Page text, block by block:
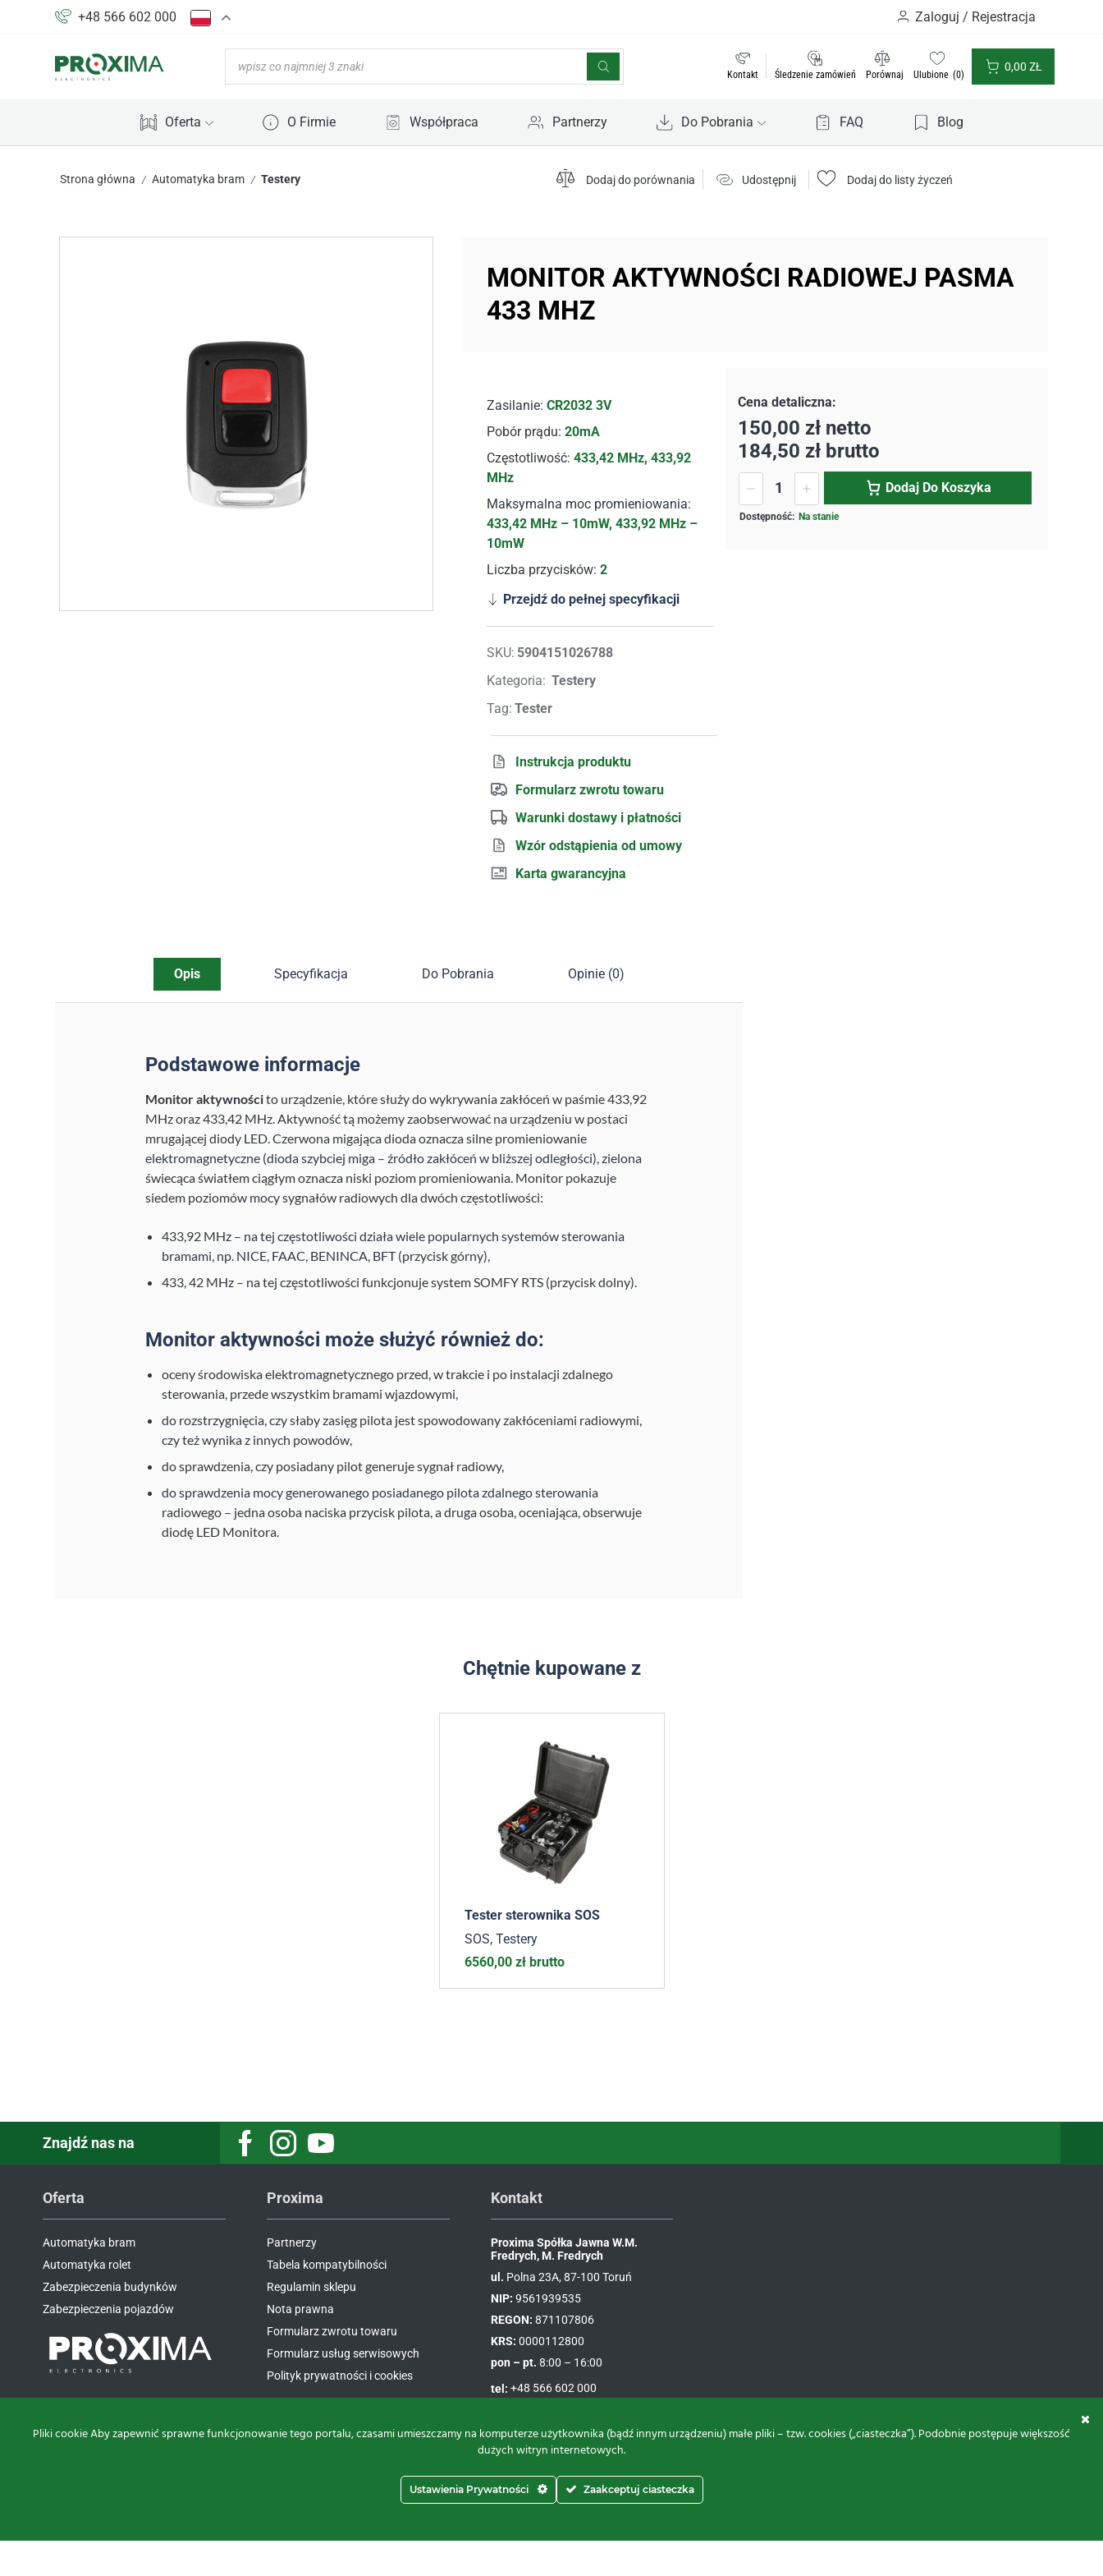
+48 566 602 000 Zaloguj / Rejestracja
Kontakt Śledzenie zamówień Porównaj Ulubione 0
0,00 ZŁ
Oferta O Firmie Współpraca Partnerzy Do Pobrania FAQ Blog
Strona główna / Automatyka bram / Testery Dodaj do porównania Udostępnij Dodaj do listy życzeń
MONITOR AKTYWNOŚCI RADIOWEJ PASMA
433 MHZ
Zasilanie: CR2032 3V
Pobór prądu: 20mA
Częstotliwość: 433,42 MHz, 433,92
MHz
Maksymalna moc promieniowania:
433,42 MHz – 10mW, 433,92 MHz –
10mW
Liczba przycisków: 2
Przejdź do pełnej specyfikacji
SKU: 5904151026788
Kategoria: Testery
Tag: Tester
Instrukcja produktu
Formularz zwrotu towaru
Warunki dostawy i płatności
Wzór odstąpienia od umowy
Karta gwarancyjna
150,00zł netto
184,50zł brutto
Na stanie
Dodaj Do Koszyka
Opis Specyfikacja Do Pobrania Opinie (0)
Podstawowe informacje
Monitor aktywnościto urządzenie, które służy do wykrywania zakłóceń w paśmie 433,92
MHz oraz 433,42 MHz. Aktywność tą możemy zaobserwować na urządzeniu w postaci
mrugającej diody LED. Czerwona migająca dioda oznacza silne promieniowanie
elektromagnetyczne (dioda szybciej miga – źródło zakłóceń w bliższej odległości), zielona
świecąca światłem ciągłym oznacza niski poziom promieniowania. Monitor pokazuje
siedem poziomów mocy sygnałów radiowych dla dwóch częstotliwości:
433,92 MHz – na tej częstotliwości działa wiele popularnych systemów sterowania
bramami, np. NICE, FAAC, BENINCA, BFT (przycisk górny),
433, 42 MHz – na tej częstotliwości funkcjonuje system SOMFY RTS (przycisk dolny).
Monitor aktywności może służyć również do:
oceny środowiska elektromagnetycznego przed, w trakcie i po instalacji zdalnego
sterowania, przede wszystkim bramami wjazdowymi,
do rozstrzygnięcia, czy słaby zasięg pilota jest spowodowany zakłóceniami radiowymi,
czy też wynika z innych powodów,
do sprawdzenia, czy posiadany pilot generuje sygnał radiowy,
do sprawdzenia mocy generowanego posiadanego pilota zdalnego sterowania
radiowego – jedna osoba naciska przycisk pilota, a druga osoba, oceniająca, obserwuje
diodę LED Monitora.
Chętnie kupowane z
Tester sterownika SOS
SOS, Testery
6560,00 złbrutto
Znajdź nas na
Oferta
Automatyka bram
Automatyka rolet
Zabezpieczenia budynków
Zabezpieczenia pojazdów
Proxima
Partnerzy
Tabela kompatybilności
Regulamin sklepu
Nota prawna
Formularz zwrotu towaru
Formularz usług serwisowych
Polityk prywatności i cookies
Kontakt
Proxima Spółka Jawna W.M.
Fredrych, M. Fredrych
ul. Polna 23A, 87-100 Toruń
NIP: 9561939535
REGON: 871107806
KRS: 0000112800
pon – pt. 8:00 – 16:00
tel: +48 566 602 000
Pliki cookie Aby zapewnić sprawne funkcjonowanie tego portalu, czasami umieszczamy na komputerze użytkownika (bądź innym urządzeniu) małe pliki – tzw. cookies („ciasteczka”). Podobnie postępuje większość
dużych witryn internetowych.
Zaakceptuj ciasteczka
Ustawienia Prywatności